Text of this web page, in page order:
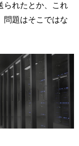
られたとか、これ
問題はそこではな